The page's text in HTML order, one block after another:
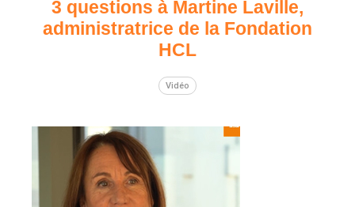
3 questions à Martine Laville,
administratrice de la Fondation
HCL
Vidéo